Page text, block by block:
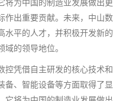
将为中国的制造业发展做出更
作出重要贡献。未来，中山数
水平的人才，并积极开发新的
的领导地位。
控凭借自主研发的核心技术和
备、智能设备等方面取得了显